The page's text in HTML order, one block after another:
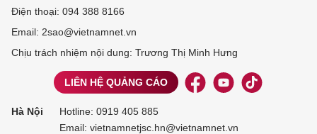
Điện thoại: 094 388 8166
Email: 2sao@vietnamnet.vn
Chịu trách nhiệm nội dung: Trương Thị Minh Hưng
LIÊN HỆ QUẢNG CÁO
Hà Nội Hotline: 0919 405 885
Email: vietnamnetjsc.hn@vietnamnet.vn